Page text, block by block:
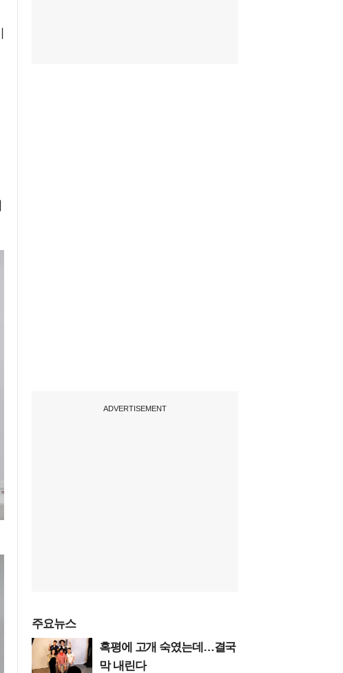
ADVERTISEMENT
주요뉴스
혹평에 고개 숙였는데…결국
막 내린다